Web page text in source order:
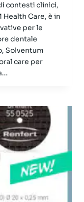
contesti clinici,
Care, è in
per le
dentale
Solventum
care per